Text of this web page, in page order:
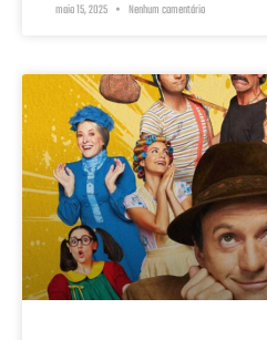
maio 15, 2025 Nenhum comentário